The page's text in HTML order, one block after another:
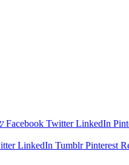
Facebook Twitter LinkedIn
LinkedIn Tumblr Pinterest